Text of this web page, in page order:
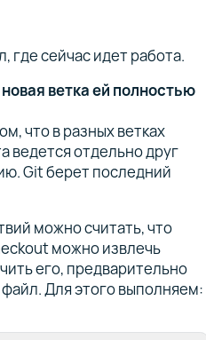
где сейчас идет работа.
ветка ей полностью
что в разных ветках
ведется отдельно друг
Git берет последний
можно считать, что
можно извлечь
его, предварительно
файл. Для этого выполняем: